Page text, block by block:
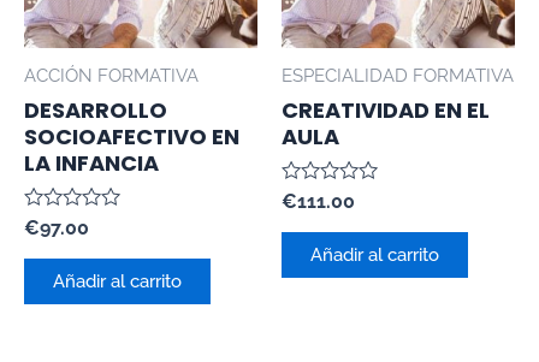
ACCIÓN FORMATIVA
DESARROLLO
SOCIOAFECTIVO EN
LA INFANCIA
Valorado
con
0
€97.00
Añadir al carrito
ESPECIALIDAD FORMATIVA
CREATIVIDAD EN EL
AULA
Valorado
0
€111.00
Añadir al carrito